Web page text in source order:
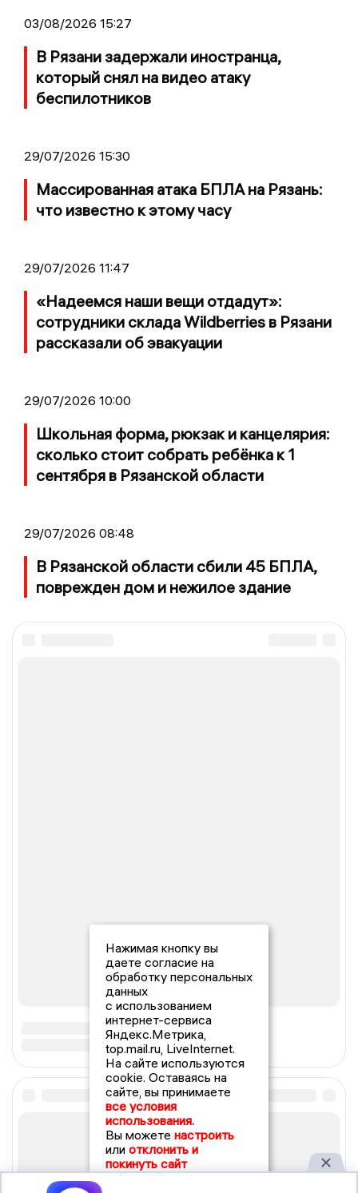
03/08/2026 15:27
В Рязани задержали иностранца,
который снял на видео атаку
беспилотников
29/07/2026 15:30
Массированная атака БПЛА на Рязань:
что известно к этому часу
29/07/2026 11:47
«Надеемся наши вещи отдадут»:
сотрудники склада Wildberries в Рязани
рассказали об эвакуации
29/07/2026 10:00
Школьная форма, рюкзак и канцелярия:
сколько стоит собрать ребёнка к 1
сентября в Рязанской области
29/07/2026 08:48
В Рязанской области сбили 45 БПЛА,
поврежден дом и нежилое здание
Нажимая кнопку вы
даете согласие на
обработку персональных
данных
с использованием
интернет-сервиса
Яндекс.Метрика,
top.mail.ru, LiveInternet.
На сайте используются
cookie. Оставаясь на
сайте, вы принимаете
все условия
использования.
Вы можете настроить
или отклонить и
покинуть сайт